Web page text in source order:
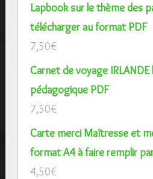
Lapbook sur le thème des
télécharger au format PDF
7,50€
Carnet de voyage
pédagogique PDF
7,50€
Carte merci Maîtresse et
format A4 à faire remplir
4,50€